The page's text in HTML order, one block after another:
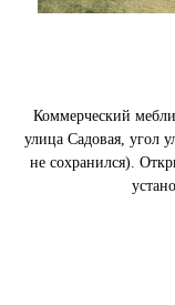
Коммерческий
улица Садовая, угол
не сохранился).